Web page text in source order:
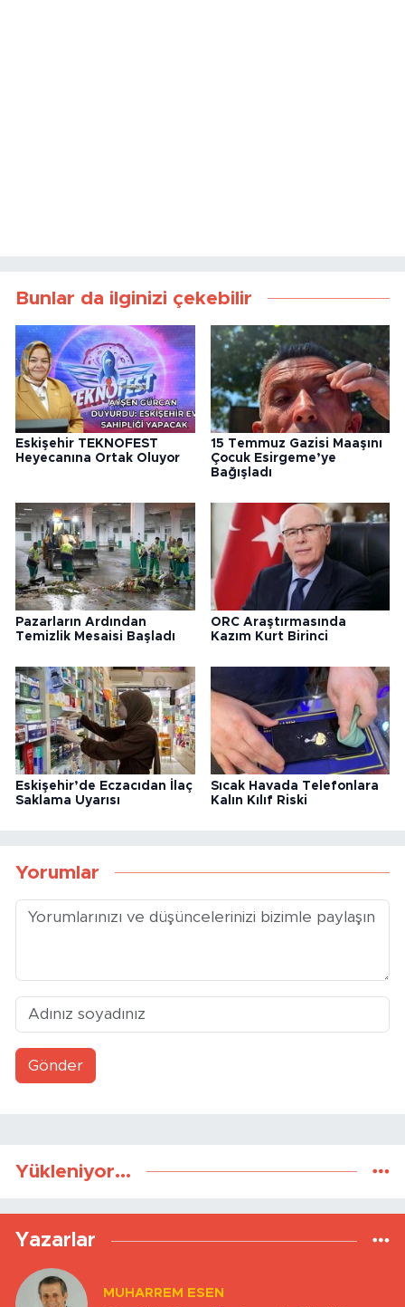
Bunlar da ilginizi çekebilir
Eskişehir TEKNOFEST
Heyecanına Ortak Oluyor
15 Temmuz Gazisi Maaşını
Çocuk Esirgeme’ye
Bağışladı
Pazarların Ardından
Temizlik Mesaisi Başladı
ORC Araştırmasında
Kazım Kurt Birinci
Eskişehir’de Eczacıdan İlaç
Saklama Uyarısı
Sıcak Havada Telefonlara
Kalın Kılıf Riski
Yorumlar
Gönder
Yükleniyor...
Yazarlar
MUHARREM ESEN